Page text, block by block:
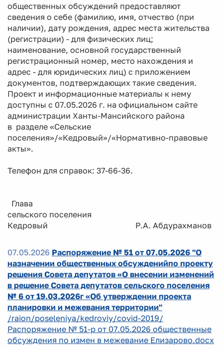
общественных обсуждений предоставляют
сведения о себе (фамилию, имя, отчество (при
наличии), дату рождения, адрес места жительства
(регистрации) - для физических лиц;
наименование, основной государственный
регистрационный номер, место нахождения и
адрес - для юридических лиц) с приложением
документов, подтверждающих такие сведения.
Проект и информационные материалы к нему
доступны с 07.05.2026 г. на официальном сайте
администрации Ханты-Мансийского района
в разделе «Сельские
поселения»/«Кедровый»/«Нормативно-правовые
акты».
Телефон для справок: 37-66-36.
Глава
сельского поселения
Кедровый Р.А. Абдурахманов
07.05.2026 Распоряжение № 51 от 07.05.2026 "О
назначении общественных обсужденийпо проекту
решения Совета депутатов «О внесении изменений
в решение Совета депутатов сельского поселения
№ 6 от 19.03.2026г «Об утверждении проекта
планировки и межевания территории"
/raion/poseleniya/kedroviy/covid-2019/
Распоряжение № 51-р от 07.05.2026 общественные
обсуждения по измен в межевание Елизарово.docx